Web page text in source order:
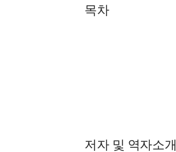
목차
저자 및 역자소개